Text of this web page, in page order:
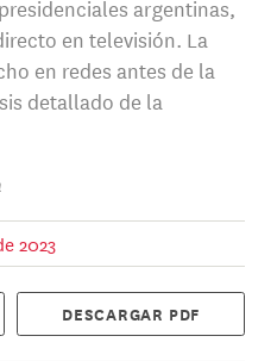
argentinas,
en televisión. La
en redes antes de la
detallado de la
2023
DESCARGAR PDF